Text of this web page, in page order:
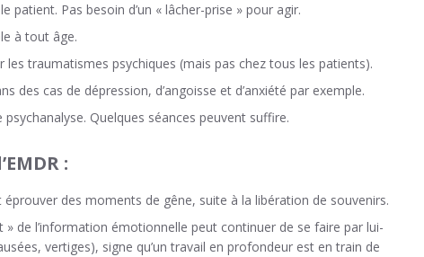
patient. Pas besoin d’un « lâcher-prise » pour agir.
à tout âge.
les traumatismes psychiques (mais pas chez tous les patients).
des cas de dépression, d’angoisse et d’anxiété par exemple.
psychanalyse. Quelques séances peuvent suffire.
:
des moments de gêne, suite à la libération de souvenirs.
de l’information émotionnelle peut continuer de se faire par lui-
vertiges), signe qu’un travail en profondeur est en train de